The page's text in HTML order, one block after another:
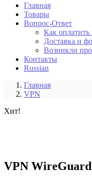
Главная
Товары
Вопрос-Ответ
Как оплатить
Доставка и
Возникли
Контакты
Russian
Главная
VPN
Хит!
VPN